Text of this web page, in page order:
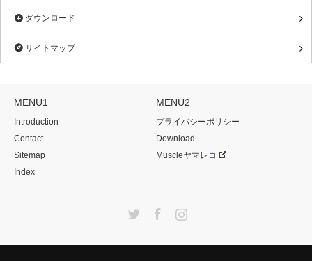
ダウンロード
サイトマップ
MENU1
Introduction
Contact
Sitemap
Index
MENU2
プライバシーポリシー
Download
Muscleヤマレコ